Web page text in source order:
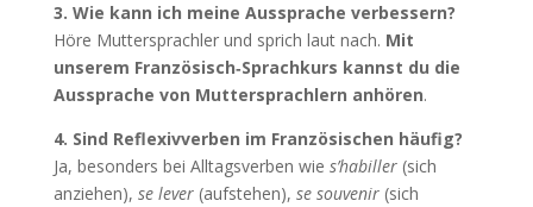
3. Wie kann ich meine Aussprache verbessern?
Höre Muttersprachler und sprich laut nach. Mit
unserem Französisch‑Sprachkurs kannst du die
Aussprache von Muttersprachlern anhören.
4. Sind Reflexivverben im Französischen häufig?
Ja, besonders bei Alltagsverben wie s’habiller(sich
anziehen), se lever(aufstehen), se souvenir(sich